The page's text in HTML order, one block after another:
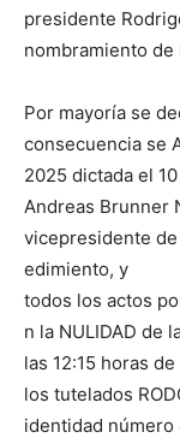
presidente
nombramiento
Por mayoría se
consecuencia se
2025 dictada el
Andreas Brunner
vicepresidente
edimiento, y
todos los actos
n la NULIDAD de
las 12:15 horas
los tutelados
identidad número